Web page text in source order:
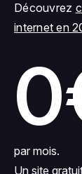
Découvrez
internet en
par mois.
Un site